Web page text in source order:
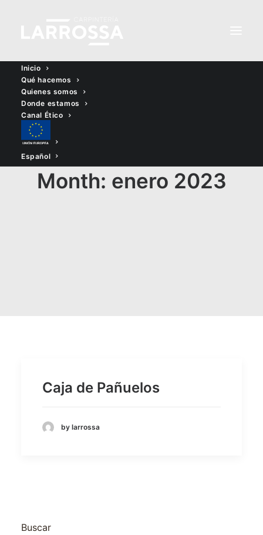
Inicio
Qué hacemos
Quienes somos
Donde estamos
Canal Ético
Español
Month: enero 2023
Caja de Pañuelos
by larrossa
Buscar